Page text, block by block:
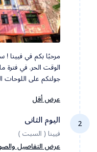
مرحبًا بكم في فيينا
الوقت الحر. في فترة
جولتكم على اللوحات
عرض أقل
2 اليوم الثانى
فيينا ( السبت )
عرض التفاصيل